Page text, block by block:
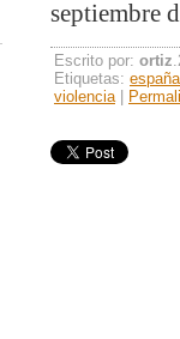
septiembre
Escrito por: ortiz
Etiquetas: españa
violencia|